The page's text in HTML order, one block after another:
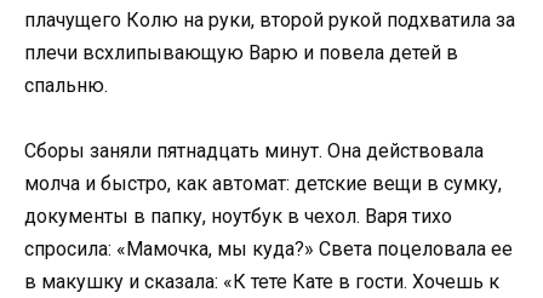
плачущего Колю на руки, второй рукой подхватила за
плечи всхлипывающую Варю и повела детей в
спальню.
Сборы заняли пятнадцать минут. Она действовала
молча и быстро, как автомат: детские вещи в сумку,
документы в папку, ноутбук в чехол. Варя тихо
спросила: «Мамочка, мы куда?» Света поцеловала ее
в макушку и сказала: «К тете Кате в гости. Хочешь к